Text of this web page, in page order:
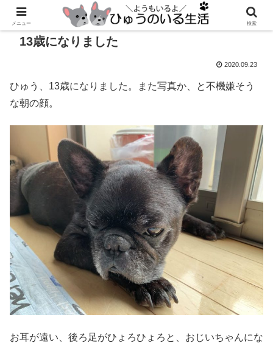
13歳になりました
2020.09.23
ひゅう、13歳になりました。また写真か、と不機嫌そう
な朝の顔。
お耳が遠い、後ろ足がひょろひょろと、おじいちゃんにな
メニュー 検索